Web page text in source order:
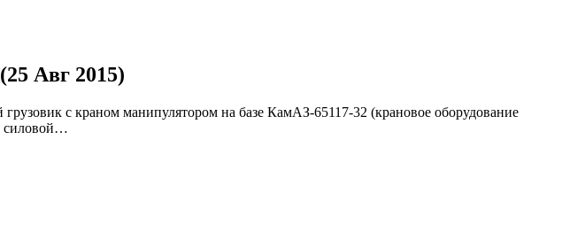
(25 Авг 2015)
с краном манипулятором на базе КамАЗ-65117-32 (крановое оборудование
силовой…